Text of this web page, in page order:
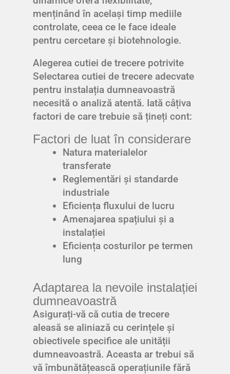
menținând în același timp mediile
controlate, ceea ce le face ideale
pentru cercetare și biotehnologie.
Alegerea cutiei de trecere potrivite
Selectarea cutiei de trecere adecvate
pentru instalația dumneavoastră
necesită o analiză atentă. Iată câțiva
factori de care trebuie să țineți cont:
Factori de luat în considerare
Natura materialelor
transferate
Reglementări și standarde
industriale
Eficiența fluxului de lucru
Amenajarea spațiului și a
instalației
Eficiența costurilor pe termen
lung
Adaptarea la nevoile instalației
dumneavoastră
Asigurați-vă că cutia de trecere
aleasă se aliniază cu cerințele și
obiectivele specifice ale unității
dumneavoastră. Aceasta ar trebui să
vă îmbunătățească operațiunile fără